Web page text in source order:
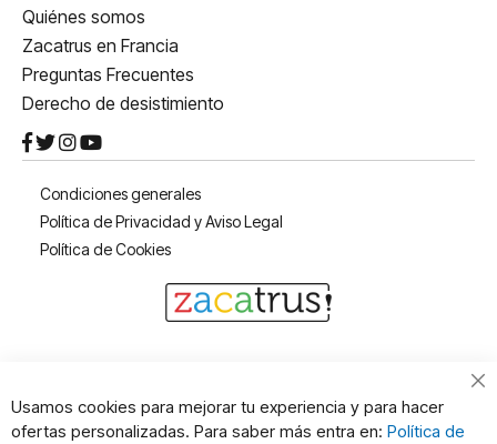
Quiénes somos
Zacatrus en Francia
Preguntas Frecuentes
Derecho de desistimiento
Condiciones generales
Política de Privacidad y Aviso Legal
Política de Cookies
Usamos cookies para mejorar tu experiencia y para hacer
ofertas personalizadas. Para saber más entra en: Política de